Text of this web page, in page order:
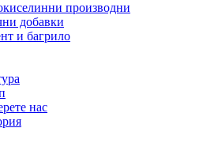
производни
добавки
и багрило
нас